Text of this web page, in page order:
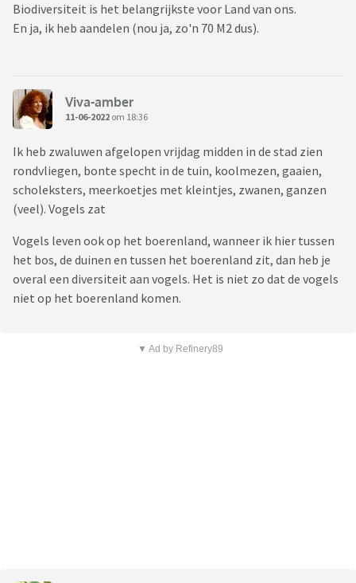
Biodiversiteit is het belangrijkste voor Land van ons.
En ja, ik heb aandelen (nou ja, zo'n 70 M2 dus).
Viva-amber
11-06-2022 om 18:36
Ik heb zwaluwen afgelopen vrijdag midden in de stad zien
rondvliegen, bonte specht in de tuin, koolmezen, gaaien,
scholeksters, meerkoetjes met kleintjes, zwanen, ganzen
(veel). Vogels zat
Vogels leven ook op het boerenland, wanneer ik hier tussen
het bos, de duinen en tussen het boerenland zit, dan heb je
overal een diversiteit aan vogels. Het is niet zo dat de vogels
niet op het boerenland komen.
▼ Ad by Refinery89